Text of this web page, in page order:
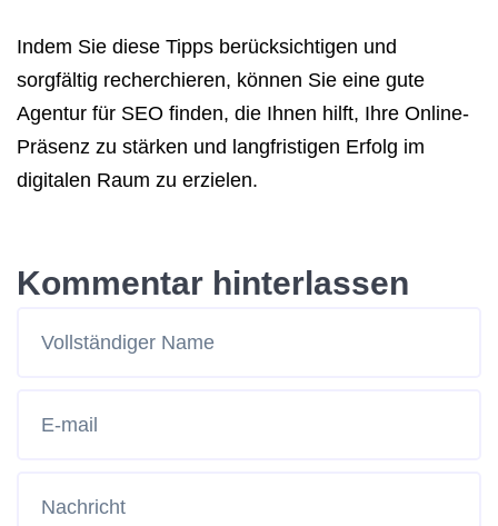
Indem Sie diese Tipps berücksichtigen und
sorgfältig recherchieren, können Sie eine gute
Agentur für SEO finden, die Ihnen hilft, Ihre Online-
Präsenz zu stärken und langfristigen Erfolg im
digitalen Raum zu erzielen.
Kommentar hinterlassen